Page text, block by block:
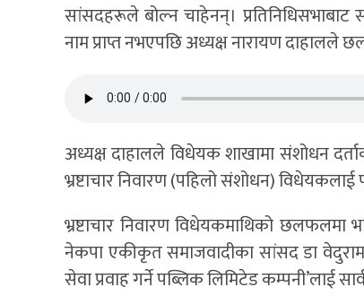
सांसदहरूले बोल्न चाहेनन्।
नाम प्राप्त नभएपछि अध्यक्ष नारायण
अध्यक्ष दाहालले विधेयक शाखामा संशोधन
भ्रष्टाचार निवारण (पहिलो संशोधन)
भ्रष्टाचार निवारण विधेयकमाथिको
नेकपा एकीकृत समाजवादीका सांसद डा
सेवा प्रवाह गर्ने पब्लिक लिमिटेड कम्पनी’लाई